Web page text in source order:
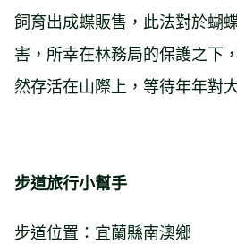
飼育出成蝶販售，此法對於蝴
害，所幸在林務局的保護之下
然存活在山際上，等待年年對
步道旅行小幫手
步道位置：宜蘭縣南澳鄉